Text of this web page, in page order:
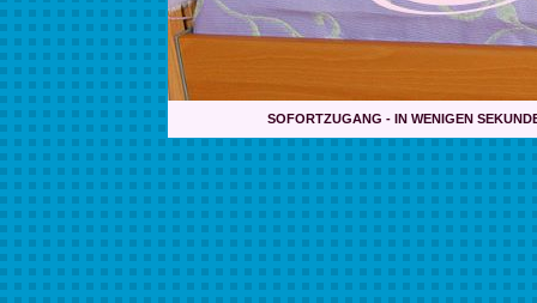
SOFORTZUGANG - IN WENIGEN